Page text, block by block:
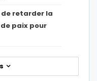
de retarder la
paix pour